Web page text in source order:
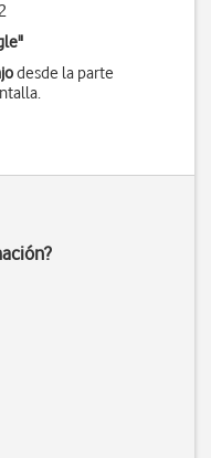
"
desde la parte